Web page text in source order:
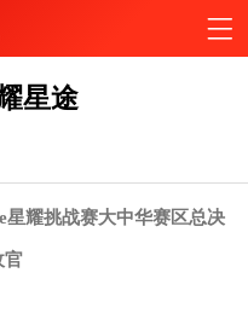
星途
星耀挑战赛大中华赛区总决
官